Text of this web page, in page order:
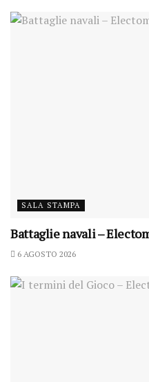
SALA STAMPA
Battaglie navali –
6 AGOSTO 2026